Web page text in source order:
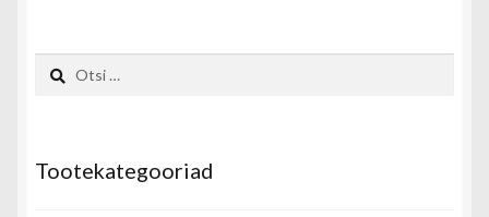
saab
Otsi:
Tootekategooriad